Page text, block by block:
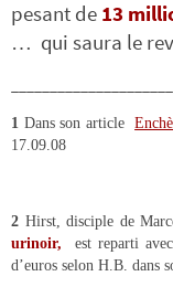
pesant de 13
… qui saura le
1 Dans son article
17.09.08
2 Hirst, disciple de
urinoir,
est reparti avec
d’euros selon H.B. dans